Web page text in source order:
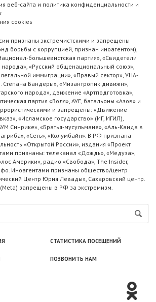
веб-сайта и политика конфиденциальности и
cookies
признаны экстремистскими и запрещены
борьбы с коррупцией, признан иноагентом),
большевистская партия», «Свидетели
«Русский общенациональный союз»,
иммиграции», «Правый сектор», УНА-
Степана Бандеры», «Мизантропик дивижн»,
народа», движение «Артподготовка»,
партия «Воля», АУЕ, батальоны «Азов» и
и запрещены: «Движение
«Исламское государство» (ИГ, ИГИЛ),
Синрике», «Братья-мусульмане», «Аль-Каида в
«Сеть», «Колумбайн». В РФ признана
«Открытой России», издания «Проект
признаны: телеканал «Дождь», «Медуза»,
Америки», радио «Свобода», The Insider,
Иноагентами признаны общество/центр
Центр Юрия Левады», Сахаровский центр.
запрещены в РФ за экстремизм.
СТАТИСТИКА ПОСЕЩЕНИЙ
ПОЗВОНИТЬ НАМ